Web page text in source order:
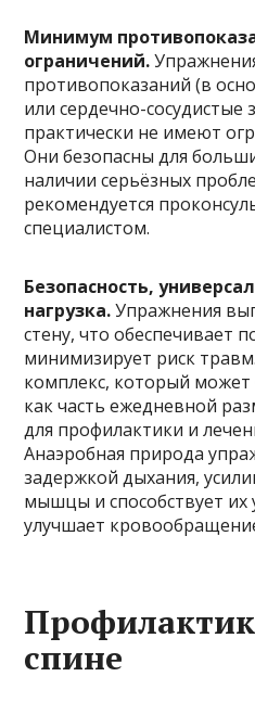
Минимум
ограничений.
противопоказаний (в
или сердечно-сосудистые
практически не имеют
Они безопасны для
наличии серьёзных
рекомендуется
специалистом.
Безопасность,
нагрузка.Упражнения
стену, что обеспечивает
минимизирует риск
комплекс, который
как часть ежедневной
для профилактики и
Анаэробная природа
задержкой дыхания,
мышцы и способствует их
улучшает
спине